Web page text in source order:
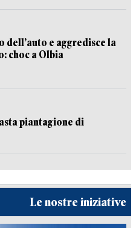
dell’auto e aggredisce la
choc a Olbia
piantagione di
Le nostre iniziative